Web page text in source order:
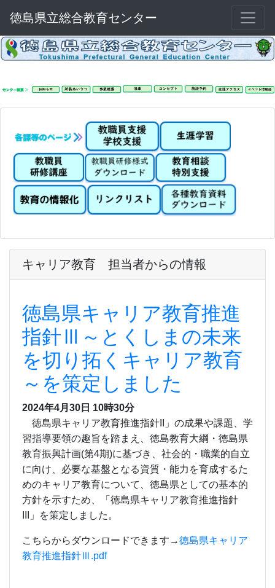
徳島県立総合教育センター
キャリア教育 担当者からの情報
徳島県キャリア教育推進
指針Ⅲ～とくしまの未来
を切り拓くキャリア教育
～を策定しました
2024年4月30日 10時30分
徳島県キャリア教育推進指針II」の成果や課題、学
習指導要領の趣旨を踏まえ、徳島教育大綱・徳島県
教育振興計画(第4期)に基づき、社会的・職業的自立
に向け、必要な基盤となる資質・能力を育成するた
めのキャリア教育について、徳島県としての基本的
方針を示すため、「徳島県キャリア教育推進指針
III」を策定しました。
こちらからダウンロードできます→徳島県キャリア
教育推進指針Ⅲ.pdf